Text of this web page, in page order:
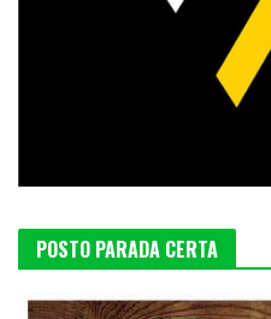
POSTO PARADA CERTA